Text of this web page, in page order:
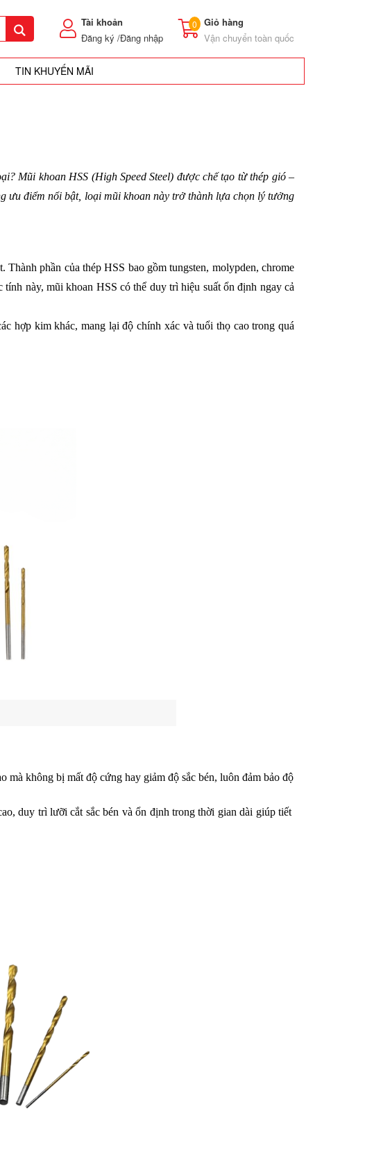
Tài khoản
Đăng ký /Đăng nhập
0
Giỏ hàng
Vận chuyển toàn quốc
TIN KHUYẾN MÃI
Mũi khoan HSS (High Speed Steel) được chế tạo từ thép gió –
ưu điểm nổi bật, loại mũi khoan này trở thành lựa chọn lý tưởng
phần của thép HSS bao gồm tungsten, molypden, chrome
này, mũi khoan HSS có thể duy trì hiệu suất ổn định ngay cả
hợp kim khác, mang lại độ chính xác và tuổi thọ cao trong quá
không bị mất độ cứng hay giảm độ sắc bén, luôn đảm bảo độ
duy trì lưỡi cắt sắc bén và ổn định trong thời gian dài giúp tiết